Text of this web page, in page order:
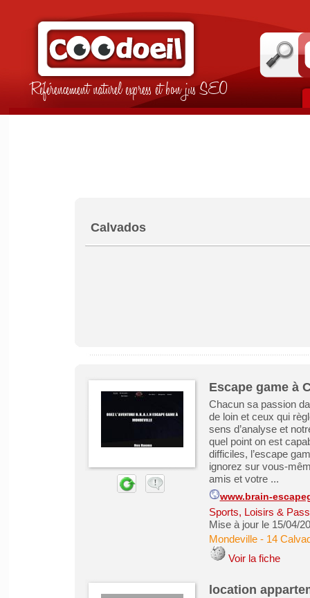
Référencement naturel express et bon jus SEO
Calvados
Escape game à
Chacun sa passion
de loin et ceux qui
sens d’analyse et
quel point on est
difficiles, l’escape
ignorez sur vous-
amis et votre ...
www.brain-
Sports, Loisirs &
Mise à jour le 15/04/
Mondeville- 14
Voir la fiche
location